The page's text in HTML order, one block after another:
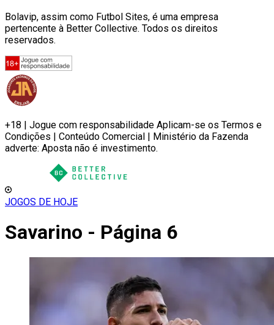
Bolavip, assim como Futbol Sites, é uma empresa
pertencente à Better Collective. Todos os direitos
reservados.
+18 | Jogue com responsabilidade Aplicam-se os Termos e
Condições | Conteúdo Comercial | Ministério da Fazenda
adverte: Aposta não é investimento.
JOGOS DE HOJE
Savarino - Página 6